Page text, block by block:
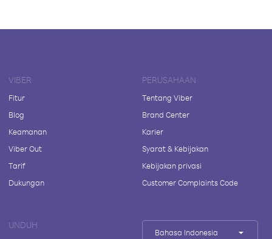
VIBER
Fitur
Blog
Keamanan
Viber Out
Tarif
Dukungan
PERUSAHAAN
Tentang Viber
Brand Center
Karier
Syarat & Kebijakan
Kebijakan privasi
Customer Complaints Code
UNDUH
Bahasa Indonesia